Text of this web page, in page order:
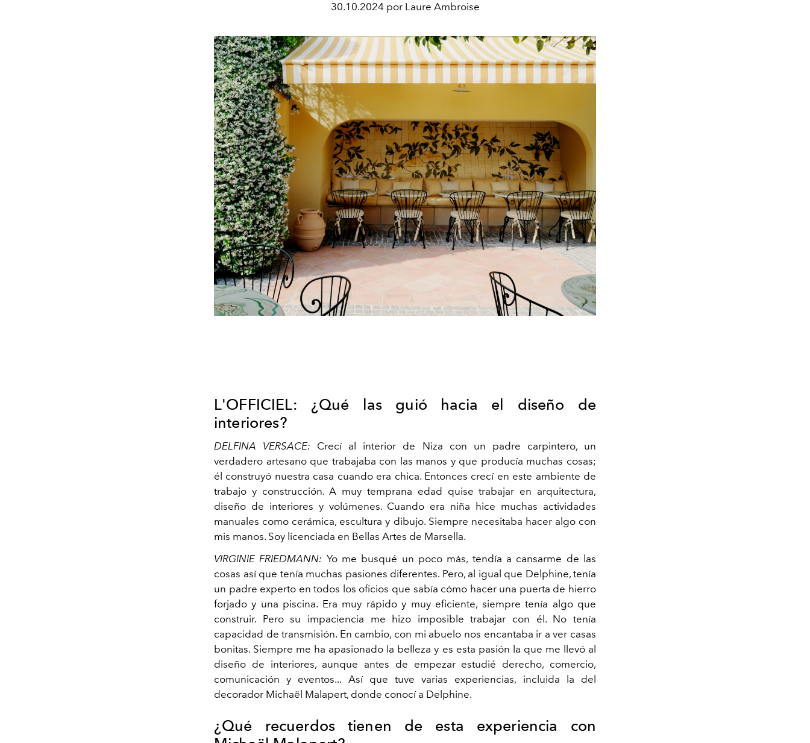
30.10.2024 por Laure Ambroise
L'OFFICIEL: ¿Qué las guió hacia el diseño de
interiores?
DELFINA VERSACE: Crecí al interior de Niza con un padre carpintero, un
verdadero artesano que trabajaba con las manos y que producía muchas cosas;
él construyó nuestra casa cuando era chica. Entonces crecí en este ambiente de
trabajo y construcción. A muy temprana edad quise trabajar en arquitectura,
diseño de interiores y volúmenes. Cuando era niña hice muchas actividades
manuales como cerámica, escultura y dibujo. Siempre necesitaba hacer algo con
mis manos. Soy licenciada en Bellas Artes de Marsella.
VIRGINIE FRIEDMANN: Yo me busqué un poco más, tendía a cansarme de las
cosas así que tenía muchas pasiones diferentes. Pero, al igual que Delphine, tenía
un padre experto en todos los oficios que sabía cómo hacer una puerta de hierro
forjado y una piscina. Era muy rápido y muy eficiente, siempre tenía algo que
construir. Pero su impaciencia me hizo imposible trabajar con él. No tenía
capacidad de transmisión. En cambio, con mi abuelo nos encantaba ir a ver casas
bonitas. Siempre me ha apasionado la belleza y es esta pasión la que me llevó al
diseño de interiores, aunque antes de empezar estudié derecho, comercio,
comunicación y eventos... Así que tuve varias experiencias, incluida la del
decorador Michaël Malapert, donde conocí a Delphine.
¿Qué recuerdos tienen de esta experiencia con